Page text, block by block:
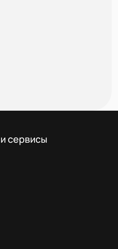
сервисы